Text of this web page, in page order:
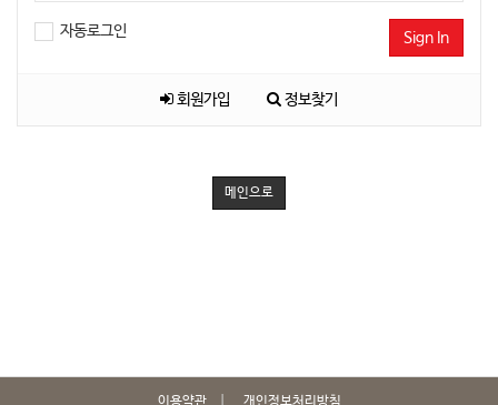
자동로그인 Sign In
회원가입 정보찾기
메인으로
이용약관 개인정보처리방침